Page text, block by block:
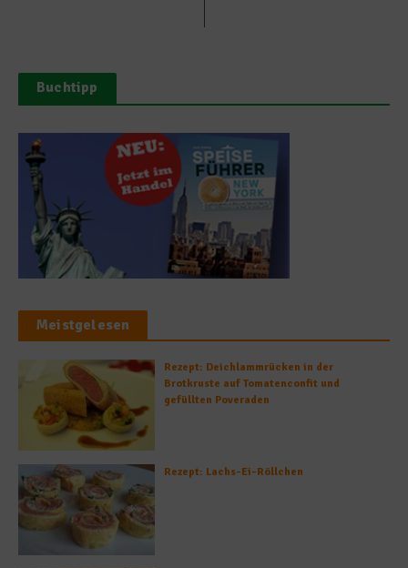
Buchtipp
Meistgelesen
Rezept: Deichlammrücken in der
Brotkruste auf Tomatenconfit und
gefüllten Poveraden
Rezept: Lachs-Ei-Röllchen